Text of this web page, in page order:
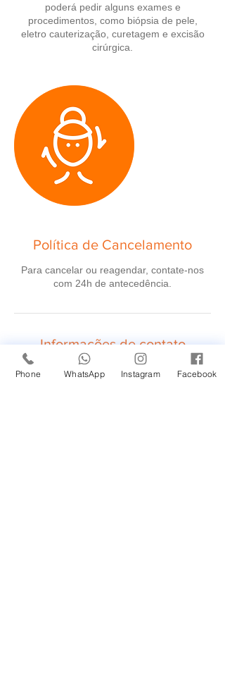
poderá pedir alguns exames e
procedimentos, como biópsia de pele,
eletro cauterização, curetagem e excisão
cirúrgica.
Política de Cancelamento
Para cancelar ou reagendar, contate-nos
com 24h de antecedência.
Informações de contato
Phone WhatsApp Instagram Facebook